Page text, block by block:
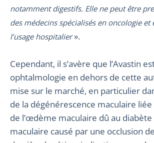
notamment digestifs. Elle ne peut être
des médecins spécialisés en oncologie et
l’usage hospitalier».
Cependant, il s’avère que l’Avastin
ophtalmologie en dehors de cette
mise sur le marché, en particulier
de la dégénérescence maculaire liée
de l’œdème maculaire dû au
maculaire causé par une occlusion